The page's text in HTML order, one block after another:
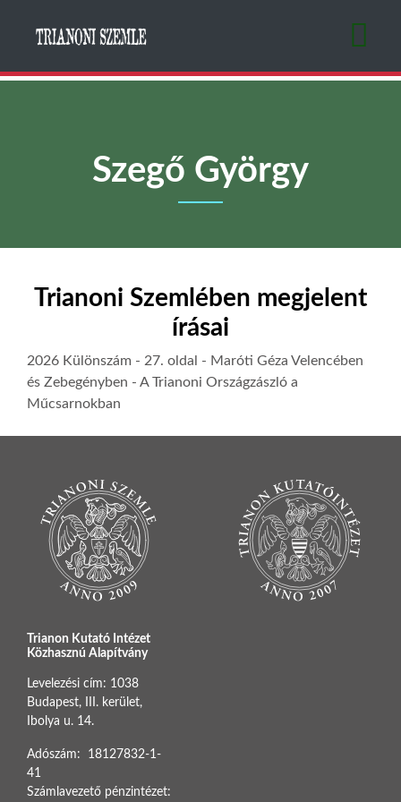
Szegő György
Trianoni Szemlében megjelent
írásai
2026 Különszám - 27. oldal - Maróti Géza Velencében
és Zebegényben - A Trianoni Országzászló a
Műcsarnokban
Trianon Kutató Intézet
Közhasznú Alapítvány
Levelezési cím: 1038
Budapest, III. kerület,
Ibolya u. 14.
Adószám: 18127832-1-
41
Számlavezető pénzintézet: